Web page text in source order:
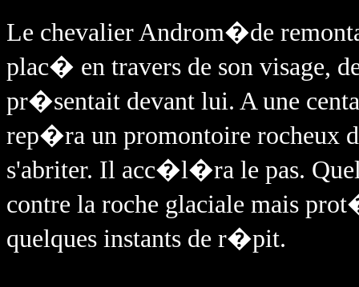
Le chevalier Androm�de
plac� en travers de son visage,
pr�sentait devant lui. A une
rep�ra un promontoire rocheux
s'abriter. Il acc�l�ra le pas.
contre la roche glaciale mais
quelques instants de r�pit.